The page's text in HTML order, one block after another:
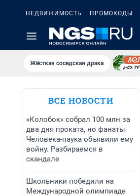
НЕДВИЖИМОСТЬ ПРОМОКОДЫ
Жёсткая соседская драка
ВСЕ НОВОСТИ
«Колобок» собрал 100 млн за
два дня проката, но фанаты
Человека-паука объявили ему
войну. Разбираемся в
скандале
Школьники победили на
Международной олимпиаде